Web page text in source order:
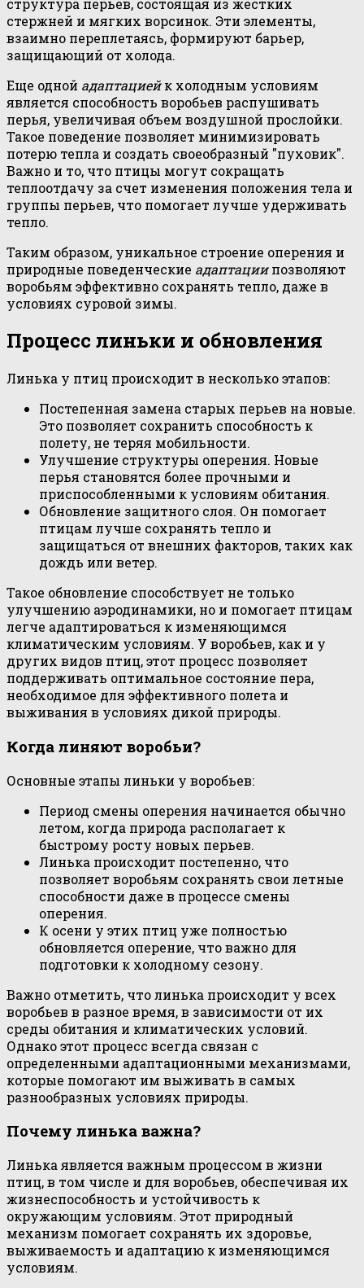
стержней и мягких ворсинок. Эти элементы,
взаимно переплетаясь, формируют барьер,
защищающий от холода.
Еще одной адаптациейк холодным условиям
является способность воробьев распушивать
перья, увеличивая объем воздушной прослойки.
Такое поведение позволяет минимизировать
потерю тепла и создать своеобразный "пуховик".
Важно и то, что птицы могут сокращать
теплоотдачу за счет изменения положения тела и
группы перьев, что помогает лучше удерживать
тепло.
Таким образом, уникальное строение оперения и
природные поведенческие адаптациипозволяют
воробьям эффективно сохранять тепло, даже в
условиях суровой зимы.
Процесс линьки и обновления
Линька у птиц происходит в несколько этапов:
Постепенная замена старых перьев на новые.
Это позволяет сохранить способность к
полету, не теряя мобильности.
Улучшение структуры оперения. Новые
перья становятся более прочными и
приспособленными к условиям обитания.
Обновление защитного слоя. Он помогает
птицам лучше сохранять тепло и
защищаться от внешних факторов, таких как
дождь или ветер.
Такое обновление способствует не только
улучшению аэродинамики, но и помогает птицам
легче адаптироваться к изменяющимся
климатическим условиям. У воробьев, как и у
других видов птиц, этот процесс позволяет
поддерживать оптимальное состояние пера,
необходимое для эффективного полета и
выживания в условиях дикой природы.
Когда линяют воробьи?
Основные этапы линьки у воробьев:
Период смены оперения начинается обычно
летом, когда природа располагает к
быстрому росту новых перьев.
Линька происходит постепенно, что
позволяет воробьям сохранять свои летные
способности даже в процессе смены
оперения.
К осени у этих птиц уже полностью
обновляется оперение, что важно для
подготовки к холодному сезону.
Важно отметить, что линька происходит у всех
воробьев в разное время, в зависимости от их
среды обитания и климатических условий.
Однако этот процесс всегда связан с
определенными адаптационными механизмами,
которые помогают им выживать в самых
разнообразных условиях природы.
Почему линька важна?
Линька является важным процессом в жизни
птиц, в том числе и для воробьев, обеспечивая их
жизнеспособность и устойчивость к
окружающим условиям. Этот природный
механизм помогает сохранять их здоровье,
выживаемость и адаптацию к изменяющимся
условиям.